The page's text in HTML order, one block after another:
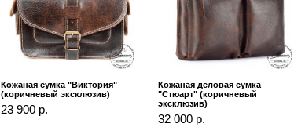
Кожаная сумка "Виктория"
(коричневый эксклюзив)
23 900 р.
Кожаная деловая сумка
"Стюарт" (коричневый
эксклюзив)
32 000 р.